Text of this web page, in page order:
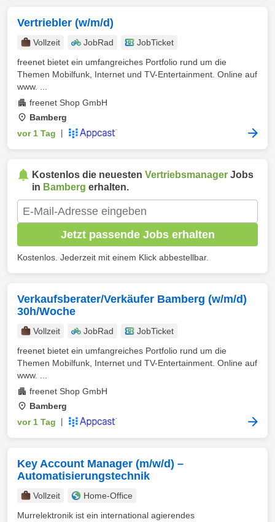
Vertriebler (w/m/d)
Vollzeit JobRad
JobTicket
freenet bietet ein umfangreiches Portfolio rund um die
Themen Mobilfunk, Internet und TV-Entertainment. Online auf
www. ...
freenet Shop GmbH
Bamberg
vor 1 Tag
Kostenlos die neuesten Vertriebsmanager Jobs
in Bamberg erhalten.
Jetzt passende Jobs erhalten
Kostenlos. Jederzeit mit einem Klick abbestellbar.
Verkaufsberater/Verkäufer Bamberg (w/m/d)
30h/Woche
Vollzeit JobRad
JobTicket
freenet bietet ein umfangreiches Portfolio rund um die
Themen Mobilfunk, Internet und TV-Entertainment. Online auf
www. ...
freenet Shop GmbH
Bamberg
vor 1 Tag
Key Account Manager (m/w/d) –
Automatisierungstechnik
Vollzeit
Home-Office
Murrelektronik ist ein international agierendes